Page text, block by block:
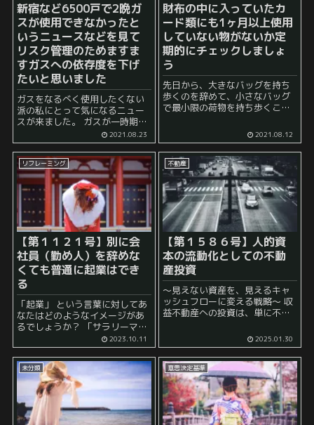
新宿など6500戸で2晩ガ
スが使用できなかったと
いうニュースなどを見て
リスク管理のためますま
すガスへの依存度を下げ
たいと思いました
ガスをなるべく使用したくない
派の私にとって気になるニュー
スが来ました。 ガスが一時期出
なくなってしまった地域があっ
たそうです。 都市ガスを使用し
ている人は大変だったでしょう
ね。 正直、田舎で例えば災害の
影響で...
2021.08.23
財布の中に入っていたカ
ード類にも1ヶ月以上使用
していない物がないか定
期的にチェックしましょ
う
先日から、大きなバッグを持ち
歩くのを辞めて、小さなバッグ
で最小限の荷物を持ち歩くこと
気持ちで日常生活を送ることが
可能になりました。 やはり、大
きなバッグというのは日常的に
使用してしまう...
2021.08.12
リフレーミング
【第１１２１号】別に会
社員（勤め人）を辞めな
くても普通に起業はでき
る
「起業」 という言葉に対してあ
なたはどのようなイメージがあ
るでしょうか？ 「サラリーマン
を辞めて一念発起して起業！」
とか 「リストラされてしまって
仕方なく起業！」 とか 会社員や
勤め人を辞めた上でやる...
2023.10.11
不動産
【第１５８６号】人的資
本の流動化としての不動
産投資
～見えない資産を、見えるキャ
ッシュフローに変える戦略～ 収
益不動産への投資は、単に不動
けではありません。 実は、その
購入プロセスにおいて、将来に
わたって稼ぐ力、すなわち「人
的資本」という目に見えない...
2025.01.30
未分類 意思決定基準